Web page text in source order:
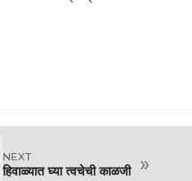
NEXT
हिवाळ्यात घ्या त्वचेची काळजी »